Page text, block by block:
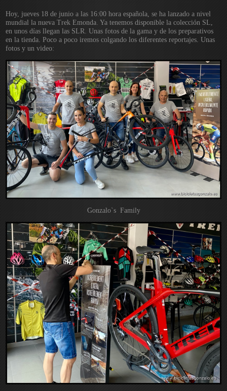
Hoy, jueves 18 de junio a las 16:00 hora española, se ha lanzado a nivel
mundial la nueva Trek Emonda. Ya tenemos disponible la colección SL,
en unos días llegan las SLR. Unas fotos de la gama y de los preparativos
en la tienda. Poco a poco iremos colgando los diferentes reportajes. Unas
fotos y un video:
Gonzalo`s Family